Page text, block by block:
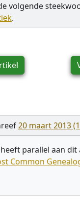
volgende
.
20 maart 2013
heeft parallel aan
Common